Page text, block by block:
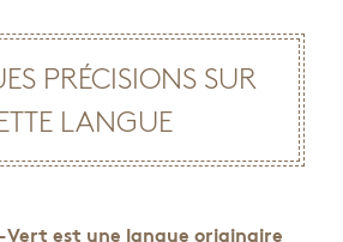
PRÉCISIONS SUR
LANGUE
Vert est une langue originaire